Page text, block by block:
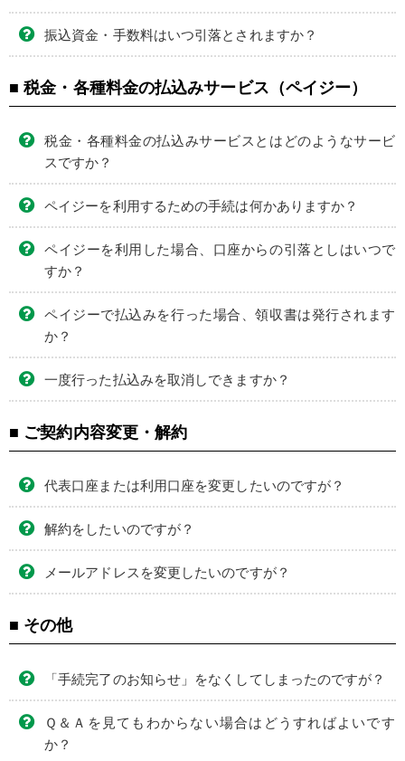
振込資金・手数料はいつ引落とされますか？
■ 税金・各種料金の払込みサービス（ペイジー）
税金・各種料金の払込みサービスとはどのようなサービ
スですか？
ペイジーを利用するための手続は何かありますか？
ペイジーを利用した場合、口座からの引落としはいつで
すか？
ペイジーで払込みを行った場合、領収書は発行されます
か？
一度行った払込みを取消しできますか？
■ ご契約内容変更・解約
代表口座または利用口座を変更したいのですが？
解約をしたいのですが？
メールアドレスを変更したいのですが？
■ その他
「手続完了のお知らせ」をなくしてしまったのですが？
Ｑ＆Ａを見てもわからない場合はどうすればよいです
か？